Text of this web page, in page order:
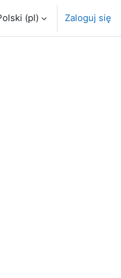
‎(pl)‎ Zaloguj się